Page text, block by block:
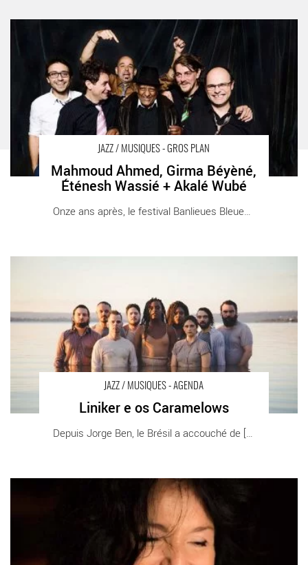
JAZZ / MUSIQUES - GROS PLAN
Mahmoud Ahmed, Girma Béyèné,
Éténesh Wassié + Akalé Wubé
Onze ans après, le festival Banlieues Bleues [...]
Mahmoud Ahmed, Girma Béyèné, Éténesh Wassié + Akalé
Wubé - Critique sortie Jazz / Musiques Bobigny MC93 – Maison
de la Culture de Seine-Saint-Denis
JAZZ / MUSIQUES - AGENDA
Liniker e os Caramelows
Depuis Jorge Ben, le Brésil a accouché de [...]
Manu Le Prince - Critique sortie Jazz / Musiques Paris